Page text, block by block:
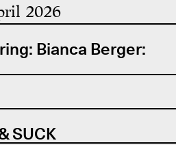
2026
Bianca Berger:
SUCK